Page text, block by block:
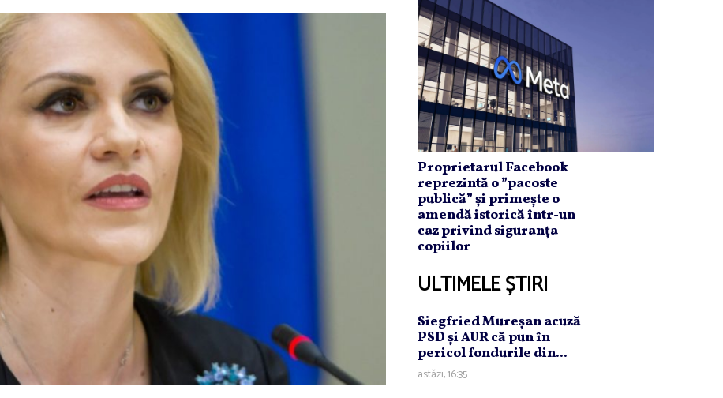
Proprietarul Facebook
reprezintă o ”pacoste
publică” și primește o
amendă istorică într-un
caz privind siguranța
copiilor
ULTIMELE ȘTIRI
Siegfried Mureşan acuză
PSD şi AUR că pun în
pericol fondurile din...
astăzi, 16:35